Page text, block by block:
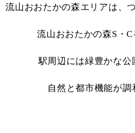
流山おおたかの森エリアは、
流山おおたかの森S・
駅周辺には緑豊かな公
自然と都市機能が調